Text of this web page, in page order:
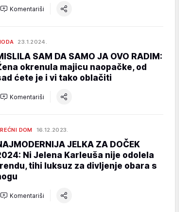
Komentariši
23.1.2024.
SAM DA SAMO JA OVO RADIM:
okrenula majicu naopačke, od
ćete je i vi tako oblačiti
Komentariši
DOM 16.12.2023.
JELKA ZA DOČEK
Ni Jelena Karleuša nije odolela
tihi luksuz za divljenje obara s
Komentariši